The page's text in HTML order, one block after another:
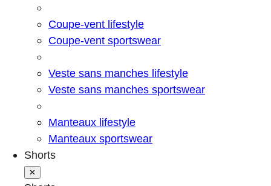
Coupe-vent lifestyle
Coupe-vent sportswear
Veste sans manches lifestyle
Veste sans manches sportswear
Manteaux lifestyle
Manteaux sportswear
Shorts
✕